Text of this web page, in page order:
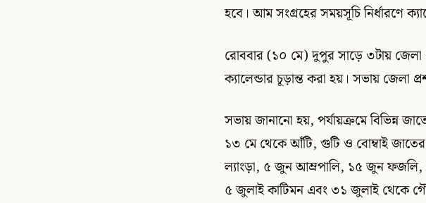
হবে। আম সংগ্রহের সময়সূচি নির্ধারণে
রোববার (১০ মে) দুপুর সাড়ে ৩টায়
ক্যালেন্ডার চূড়ান্ত করা হয়। সভায় জেলা
সভায় জানানো হয়, পর্যায়ক্রমে বিভিন্ন
১৩ মে থেকে আঁটি, গুটি ও বোম্বাই
ল্যাংড়া, ৫ জুন আম্রপালি, ১৫ জুন ফজলি,
৫ জুলাই কাটিমন এবং ৩১ জুলাই থেকে